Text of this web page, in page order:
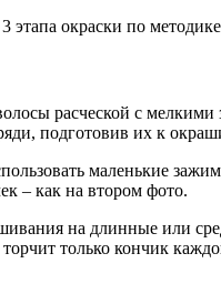
этапа окраски по
расческой с
подготовив их к
маленькие
– как на втором фото.
на длинные или
только кончик